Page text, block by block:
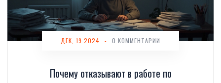
Почему отказывают в работе по
ДЕК, 19 2024 - 0 КОММЕНТАРИИ